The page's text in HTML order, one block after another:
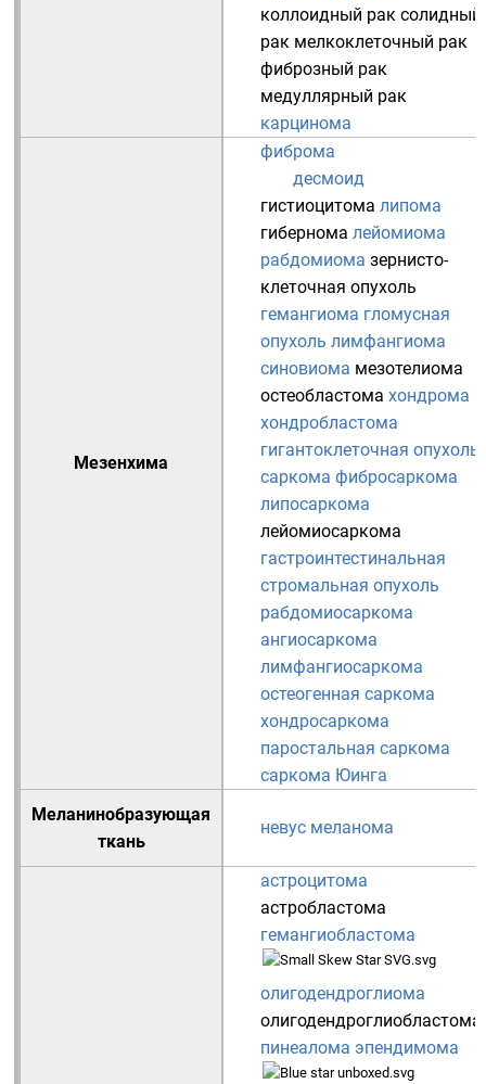
коллоидный рак солидный
рак мелкоклеточный рак
фиброзный рак
медуллярный рак
карцинома
Мезенхима
фиброма
десмоид
гистиоцитома липома
гибернома лейомиома
рабдомиома зернисто-
клеточная опухоль
гемангиома гломусная
опухоль лимфангиома
синовиома мезотелиома
остеобластома хондрома
хондробластома
гигантоклеточная опухоль
саркома фибросаркома
липосаркома
лейомиосаркома
гастроинтестинальная
стромальная опухоль
рабдомиосаркома
ангиосаркома
лимфангиосаркома
остеогенная саркома
хондросаркома
паростальная саркома
саркома Юинга
Меланинобразующая
ткань
невус меланома
астроцитома
астробластома
гемангиобластома
олигодендроглиома
олигодендроглиобластома
пинеалома эпендимома